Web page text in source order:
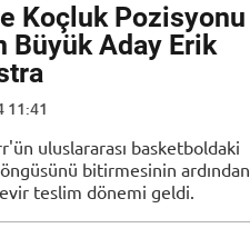
Koçluk Pozisyonu
Büyük Aday Erik
11:41
uluslararası basketboldaki
bitirmesinin ardından
teslim dönemi geldi.